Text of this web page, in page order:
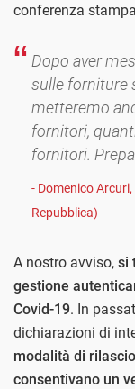
conferenza
Dopo aver
sulle forniture
metteremo
fornitori,
fornitori.
- Domenico
Repubblica)
A nostro avviso, si
gestione
Covid-19. In
dichiarazioni di
modalità di
consentivano un